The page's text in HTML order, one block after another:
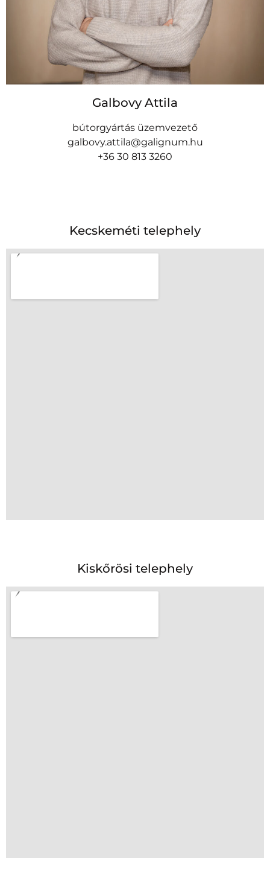
Galbovy Attila
bútorgyártás üzemvezető
galbovy.attila@galignum.hu
+36 30 813 3260
Kecskeméti telephely
Kiskőrösi telephely